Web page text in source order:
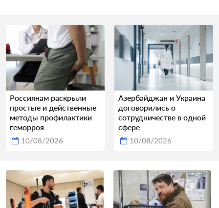
Россиянам раскрыли
простые и действенные
методы профилактики
геморроя
10/08/2026
Азербайджан и Украина
договорились о
сотрудничестве в одной
сфере
10/08/2026